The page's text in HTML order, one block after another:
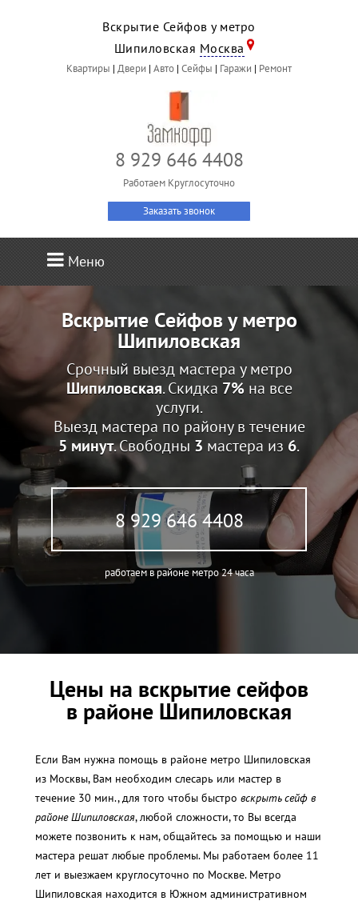
Вскрытие Сейфов у метро
Шипиловская Москва
Квартиры | Двери | Авто | Сейфы | Гаражи | Ремонт
8 929 646 4408
Работаем Круглосуточно
Заказать звонок
Меню
Вскрытие Сейфов у метро
Шипиловская
Срочный выезд мастера у метро
Шипиловская. Скидка 7%на все
услуги.
Выезд мастера по району в течение
5 минут. Свободны 3 мастера из 6.
8 929 646 4408
работаем в районе метро 24 часа
Цены на вскрытие сейфов
в районе Шипиловская
Если Вам нужна помощь в районе метро Шипиловская
из Москвы, Вам необходим слесарь или мастер в
течение 30 мин., для того чтобы быстро вскрыть сейф в
районе Шипиловская, любой сложности, то Вы всегда
можете позвонить к нам, общайтесь за помощью и наши
мастера решат любые проблемы. Мы работаем более 11
лет и выезжаем круглосуточно по Москве. Метро
Шипиловская находится в Южном административном